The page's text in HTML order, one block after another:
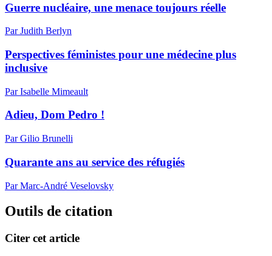
Guerre nucléaire, une menace toujours réelle
Par Judith Berlyn
Perspectives féministes pour une médecine plus
inclusive
Par Isabelle Mimeault
Adieu, Dom Pedro !
Par Gilio Brunelli
Quarante ans au service des réfugiés
Par Marc-André Veselovsky
Outils de citation
Citer cet article